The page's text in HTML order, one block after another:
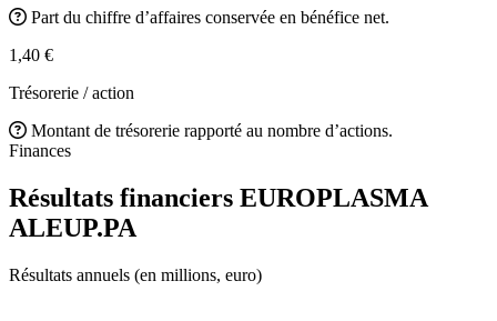
Part du chiffre d’affaires conservée en bénéfice net.
1,40 €
Trésorerie / action
Montant de trésorerie rapporté au nombre d’actions.
Finances
Résultats financiers EUROPLASMA
ALEUP.PA
Résultats annuels (en millions, euro)